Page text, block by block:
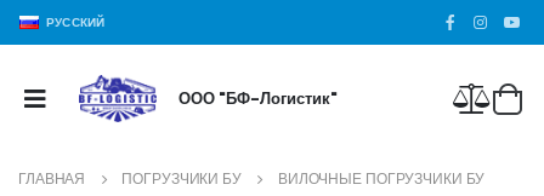
РУССКИЙ
ООО "БФ-Логистик"
ГЛАВНАЯ ПОГРУЗЧИКИ БУ
ВИЛОЧНЫЕ ПОГРУЗЧИКИ БУ